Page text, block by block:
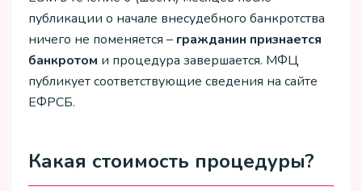
публикации о начале внесудебного банкротства
ничего не поменяется – гражданин признается
банкротом и процедура завершается. МФЦ
публикует соответствующие сведения на сайте
ЕФРСБ.
Какая стоимость процедуры?